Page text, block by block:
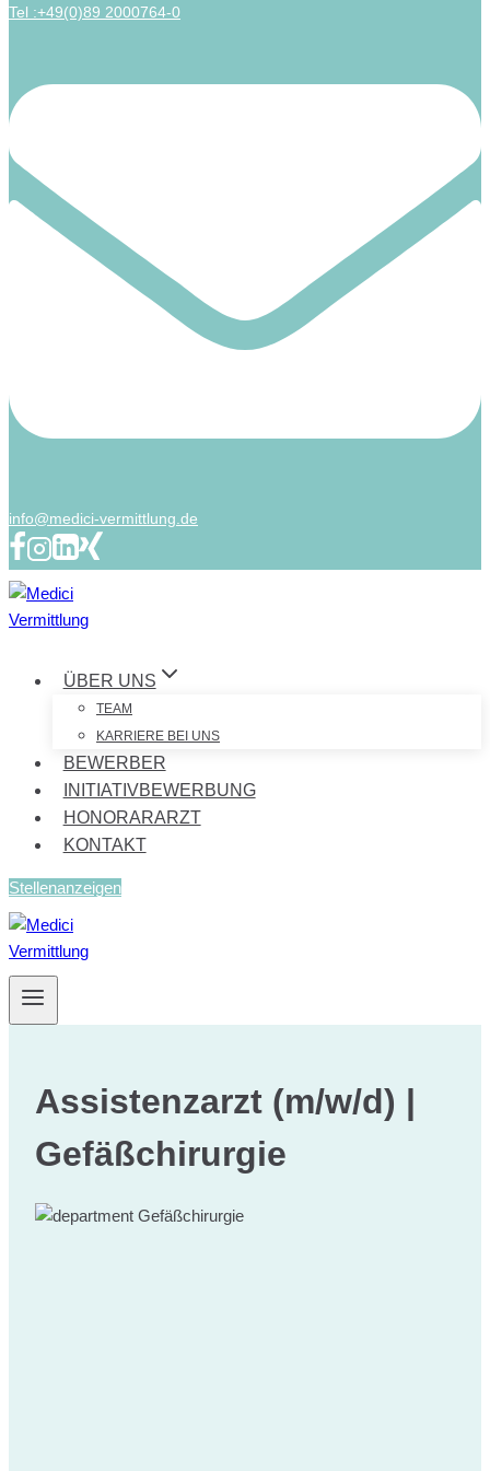
Tel :+49(0)89 2000764-0
info@medici-vermittlung.de
ÜBER UNS
TEAM
KARRIERE BEI UNS
BEWERBER
INITIATIVBEWERBUNG
HONORARARZT
KONTAKT
Stellenanzeigen
Assistenzarzt (m/w/d) |
Gefäßchirurgie
Gefäßchirurgie